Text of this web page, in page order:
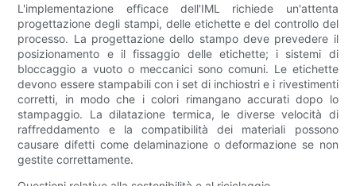
L'implementazione efficace dell'IML richiede un'attenta
progettazione degli stampi, delle etichette e del controllo del
processo. La progettazione dello stampo deve prevedere il
posizionamento e il fissaggio delle etichette; i sistemi di
bloccaggio a vuoto o meccanici sono comuni. Le etichette
devono essere stampabili con i set di inchiostri e i rivestimenti
corretti, in modo che i colori rimangano accurati dopo lo
stampaggio. La dilatazione termica, le diverse velocità di
raffreddamento e la compatibilità dei materiali possono
causare difetti come delaminazione o deformazione se non
gestite correttamente.